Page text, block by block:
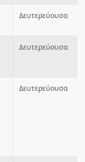
Δευτερεύουσα
Δευτερεύουσα
Δευτερεύουσα